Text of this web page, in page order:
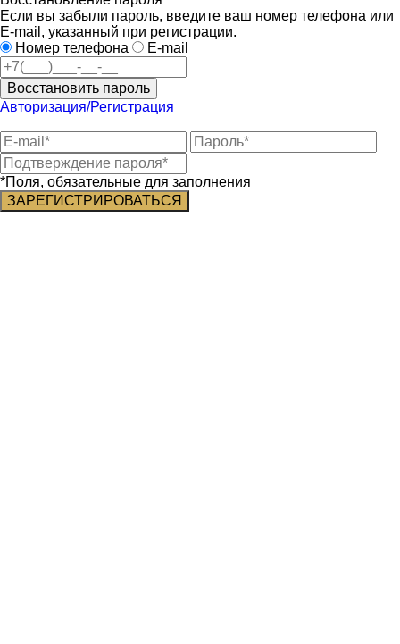
Если вы забыли пароль, введите ваш номер телефона или
E-mail, указанный при регистрации.
Номер телефона
E-mail
Восстановить пароль
Авторизация/Регистрация
*Поля, обязательные для заполнения